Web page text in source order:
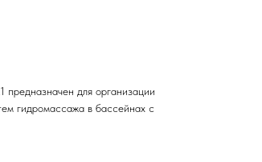
для организации
гидромассажа в бассейнах с